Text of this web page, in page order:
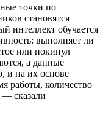
точки по
становятся
интеллект обучается
выполняет ли
или покинул
а данные
и на их основе
работы, количество
— сказали